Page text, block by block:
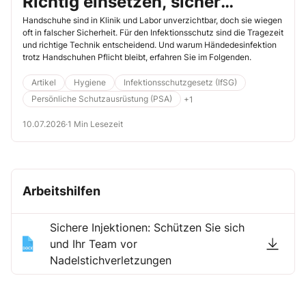
schützen
Handschuhe sind in Klinik und Labor unverzichtbar, doch sie wiegen
oft in falscher Sicherheit. Für den Infektionsschutz sind die Tragezeit
und richtige Technik entscheidend. Und warum Händedesinfektion
trotz Handschuhen Pflicht bleibt, erfahren Sie im Folgenden.
Artikel Hygiene
Infektionsschutzgesetz (IfSG)
Persönliche Schutzausrüstung (PSA)
+1
10.07.2026·1 Min Lesezeit
Arbeitshilfen
Sichere Injektionen: Schützen Sie sich
und Ihr Team vor
Nadelstichverletzungen